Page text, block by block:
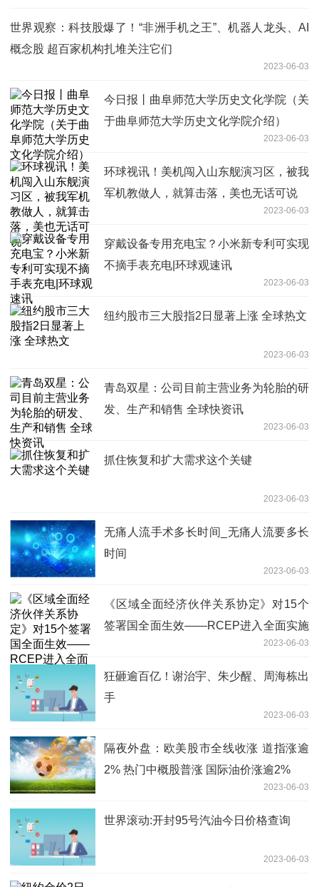
世界观察：科技股爆了！“非洲手机之王”、机器人龙头、AI
概念股 超百家机构扎堆关注它们
2023-06-03
今日报丨曲阜师范大学历史文化学院（关
于曲阜师范大学历史文化学院介绍）
2023-06-03
环球视讯！美机闯入山东舰演习区，被我
军机教做人，就算击落，美也无话可说
2023-06-03
穿戴设备专用充电宝？小米新专利可实现
不摘手表充电|环球观速讯
2023-06-03
纽约股市三大股指2日显著上涨 全球热文
2023-06-03
青岛双星：公司目前主营业务为轮胎的研
发、生产和销售 全球快资讯
2023-06-03
抓住恢复和扩大需求这个关键
2023-06-03
无痛人流手术多长时间_无痛人流要多长
时间
2023-06-03
《区域全面经济伙伴关系协定》对15个
签署国全面生效——RCEP进入全面实施
2023-06-03
狂砸逾百亿！谢治宇、朱少醒、周海栋出
手
2023-06-03
隔夜外盘：欧美股市全线收涨 道指涨逾
2% 热门中概股普涨 国际油价涨逾2%
2023-06-03
世界滚动:开封95号汽油今日价格查询
2023-06-03